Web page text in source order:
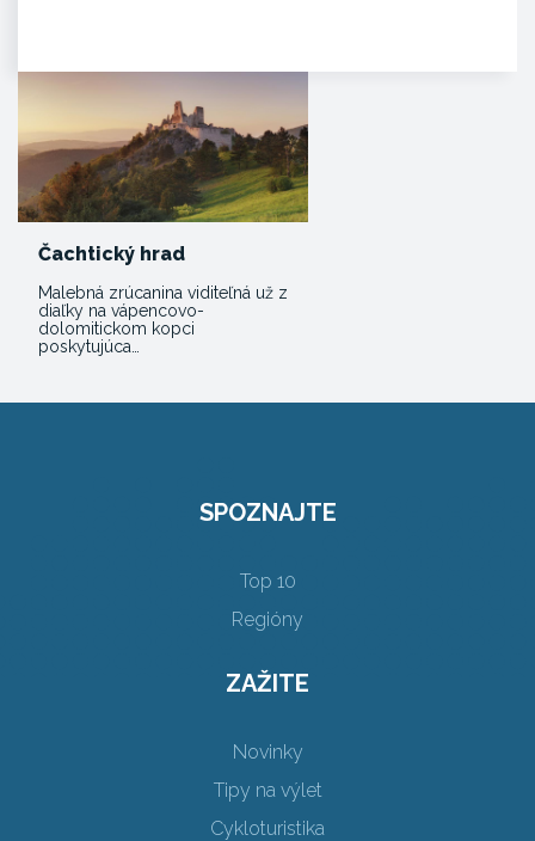
Čachtický hrad
Malebná zrúcanina viditeľná už z
diaľky na vápencovo-
dolomitickom kopci
poskytujúca…
SPOZNAJTE
Top 10
Regióny
ZAŽITE
Novinky
Tipy na výlet
Cykloturistika